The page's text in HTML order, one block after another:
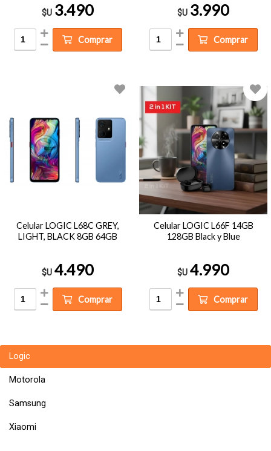
Logic
Motorola
Samsung
Xiaomi
$U 3.490
Comprar
$U 3.990
Comprar
Celular LOGIC L68C GREY,
LIGHT, BLACK 8GB 64GB
$U 4.490
Comprar
Celular LOGIC L66F 14GB
128GB Black y Blue
$U 4.990
Comprar